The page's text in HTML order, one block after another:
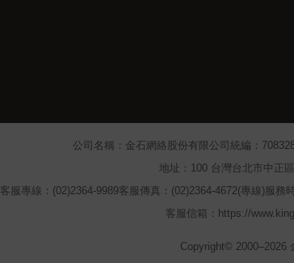
公司名稱：金石網絡股份有限公司 統編：
地址：100 台灣台北市中正
客服專線：(02)2364-9989客服傳真：(02)2364-4672(專線) 服務
客服信箱：https://
Copyright© 2000–2026